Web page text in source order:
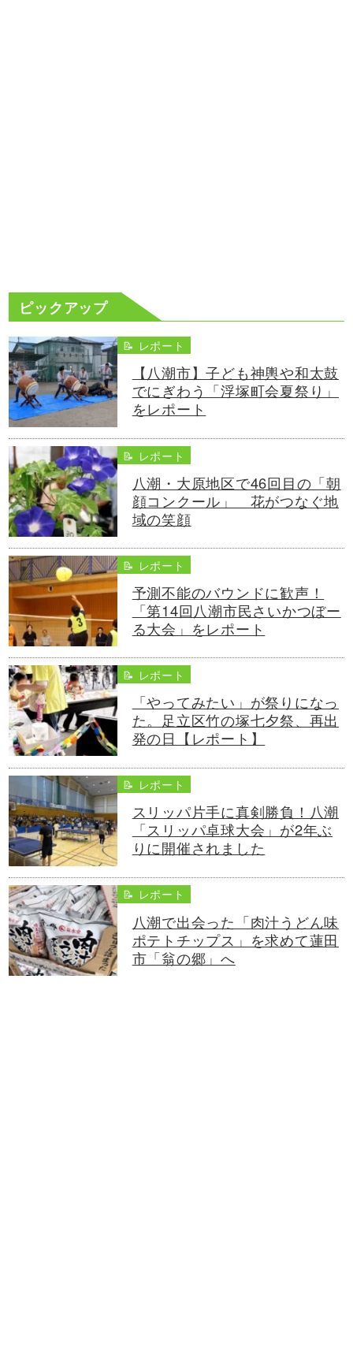
ピックアップ
📝 レポート
【八潮市】子ども神輿や和太鼓
でにぎわう「浮塚町会夏祭り」
をレポート
📝 レポート
八潮・大原地区で46回目の「朝
顔コンクール」 花がつなぐ地
域の笑顔
📝 レポート
予測不能のバウンドに歓声！
「第14回八潮市民さいかつぼー
る大会」をレポート
📝 レポート
「やってみたい」が祭りになっ
た。足立区竹の塚七夕祭、再出
発の日【レポート】
📝 レポート
スリッパ片手に真剣勝負！八潮
「スリッパ卓球大会」が2年ぶ
りに開催されました
📝 レポート
八潮で出会った「肉汁うどん味
ポテトチップス」を求めて蓮田
市「翁の郷」へ